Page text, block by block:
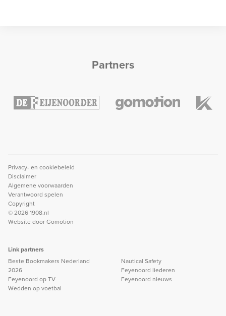
Partners
Privacy- en cookiebeleid
Disclaimer
Algemene voorwaarden
Verantwoord spelen
Copyright
© 2026 1908.nl
Website doorGomotion
Link partners
Beste Bookmakers Nederland
2026
Feyenoord op TV
Wedden op voetbal
Nautical Safety
Feyenoord liederen
Feyenoord nieuws